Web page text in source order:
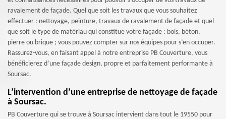
ravalement de façade. Quel que soit les travaux que vous souhaitez
effectuer : nettoyage, peinture, travaux de ravalement de façade et quel
que soit le type de matériau qui constitue votre façade : bois, béton,
pierre ou brique ; vous pouvez compter sur nos équipes pour s’en occuper.
Rassurez-vous, en faisant appel à notre entreprise PB Couverture, vous
bénéficierez d’une façade design, propre et parfaitement performante à
Soursac.
L’intervention d’une entreprise de nettoyage de façade
à Soursac.
PB Couverture qui se trouve à Soursac intervient dans tout le 19550 pour